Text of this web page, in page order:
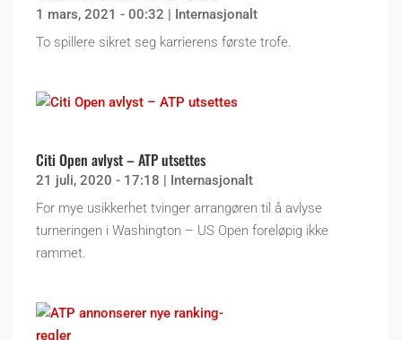
1 mars, 2021 - 00:32 | Internasjonalt
To spillere sikret seg karrierens første trofe.
Citi Open avlyst – ATP utsettes
21 juli, 2020 - 17:18 | Internasjonalt
For mye usikkerhet tvinger arrangøren til å avlyse
turneringen i Washington – US Open foreløpig ikke
rammet.